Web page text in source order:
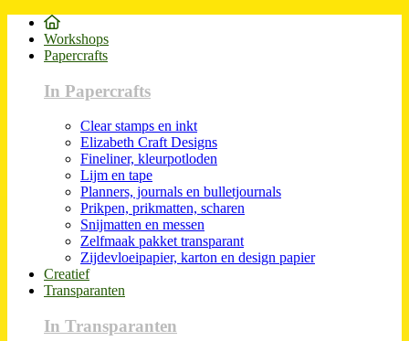
Workshops
Papercrafts
In Papercrafts
Clear stamps en inkt
Elizabeth Craft Designs
Fineliner, kleurpotloden
Lijm en tape
Planners, journals en bulletjournals
Prikpen, prikmatten, scharen
Snijmatten en messen
Zelfmaak pakket transparant
Zijdevloeipapier, karton en design papier
Creatief
Transparanten
In Transparanten